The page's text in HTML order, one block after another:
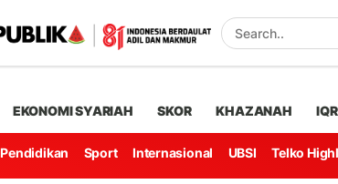
EKONOMI SYARIAH SKOR KHAZANAH
Pendidikan Sport Internasional UBSI Telko